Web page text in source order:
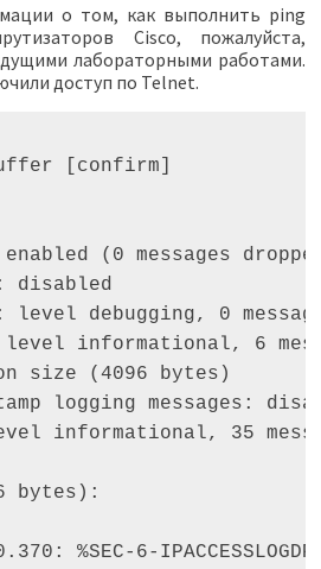
о том, как выполнить ping
Cisco, пожалуйста,
лабораторными работами.
доступ по Telnet.
[confirm]
(0 messages
disabled
level debugging, 0
informational, 6
size (4096 bytes)
logging messages:
informational, 35
bytes):
%SEC-6-